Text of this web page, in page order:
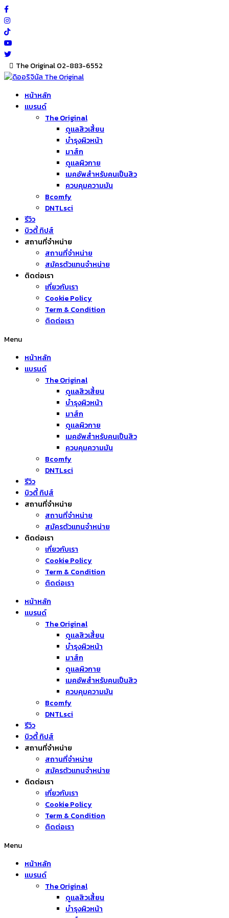
Skip
to
content
The Original 02-883-6552
หน้าหลัก
แบรนด์
The Original
ดูแลสิวเสี้ยน
บำรุงผิวหน้า
มาส์ก
ดูแลผิวกาย
เมคอัพสำหรับคนเป็นสิว
ควบคุมความมัน
Bcomfy
DNTLsci
รีวิว
บิวตี้ ทิปส์
สถานที่จำหน่าย
สถานที่จำหน่าย
สมัครตัวแทนจำหน่าย
ติดต่อเรา
เกี่ยวกับเรา
Cookie Policy
Term & Condition
ติดต่อเรา
Menu
หน้าหลัก
แบรนด์
The Original
ดูแลสิวเสี้ยน
บำรุงผิวหน้า
มาส์ก
ดูแลผิวกาย
เมคอัพสำหรับคนเป็นสิว
ควบคุมความมัน
Bcomfy
DNTLsci
รีวิว
บิวตี้ ทิปส์
สถานที่จำหน่าย
สถานที่จำหน่าย
สมัครตัวแทนจำหน่าย
ติดต่อเรา
เกี่ยวกับเรา
Cookie Policy
Term & Condition
ติดต่อเรา
หน้าหลัก
แบรนด์
The Original
ดูแลสิวเสี้ยน
บำรุงผิวหน้า
มาส์ก
ดูแลผิวกาย
เมคอัพสำหรับคนเป็นสิว
ควบคุมความมัน
Bcomfy
DNTLsci
รีวิว
บิวตี้ ทิปส์
สถานที่จำหน่าย
สถานที่จำหน่าย
สมัครตัวแทนจำหน่าย
ติดต่อเรา
เกี่ยวกับเรา
Cookie Policy
Term & Condition
ติดต่อเรา
Menu
หน้าหลัก
แบรนด์
The Original
ดูแลสิวเสี้ยน
บำรุงผิวหน้า